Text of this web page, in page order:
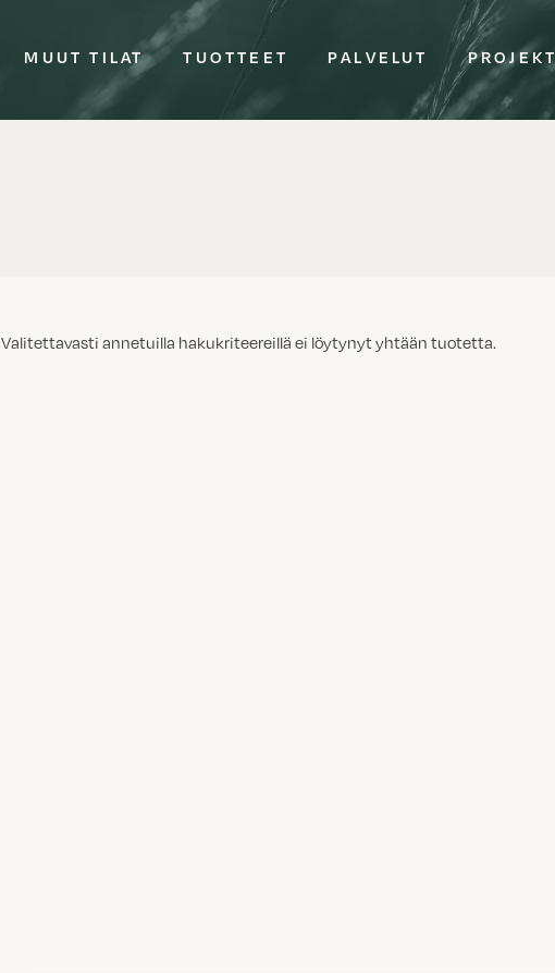
MUUT TILAT TUOTTEET PALVELUT
Valitettavasti annetuilla hakukriteereillä ei löytynyt yhtään tuotetta.